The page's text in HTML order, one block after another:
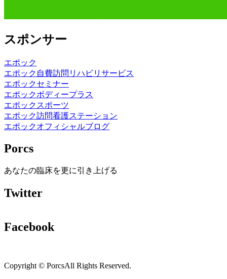
スポンサー
エポック
エポック自費訪問リハビリサービス
エポックセミナー
エポックボディープラス
エポックスポーツ
エポック訪問看護ステーション
エポックオフィシャルブログ
Porcs
あなたの臨床を更に引き上げる
Twitter
Facebook
Copyright © PorcsAll Rights Reserved.